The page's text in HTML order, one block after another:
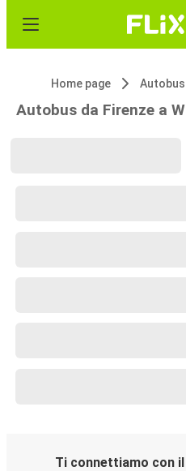
Home page Autobus
Autobus da Firenze a
Ti connettiamo con